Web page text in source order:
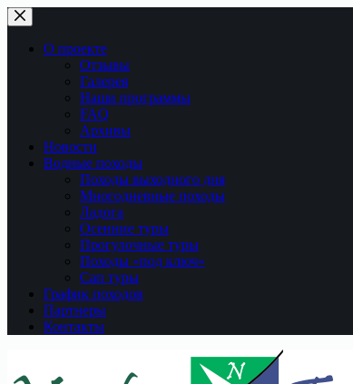
Перейти
к
сути
О проекте
Отзывы
Галерея
Наши программы
FAQ
Архивы
Новости
Водные походы
Походы выходного дня
Многодневные походы
Ладога
Осенние туры
Прогулочные туры
Походы «под ключ»
Сап туры
График походов
Партнеры
Контакты